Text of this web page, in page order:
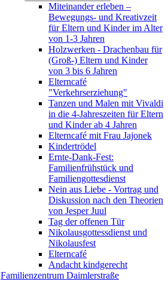
Miteinander erleben –
Bewegungs- und Kreativzeit
für Eltern und Kinder im Alter
von 1-3 Jahren
Holzwerken - Drachenbau für
(Groß-) Eltern und Kinder
von 3 bis 6 Jahren
Elterncafé
"Verkehrserziehung"
Tanzen und Malen mit Vivaldi
in die 4-Jahreszeiten für Eltern
und Kinder ab 4 Jahren
Elterncafé mit Frau Jajonek
Kindertrödel
Ernte-Dank-Fest:
Familienfrühstück und
Familiengottesdienst
Nein aus Liebe - Vortrag und
Diskussion nach den Theorien
von Jesper Juul
Tag der offenen Tür
Nikolausgottessdienst und
Nikolausfest
Elterncafé
Andacht kindgerecht
Familienzentrum Daimlerstraße